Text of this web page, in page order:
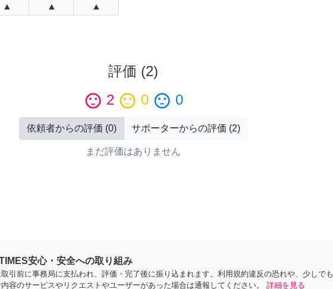
▲ ▲ ▲
評価 (2)
sentiment_satisfied 2 sentiment_neutral 0 sentiment_dissatisfied 0
依頼者からの評価 (0) サポーターからの評価 (2)
まだ評価はありません
安心・安全への取り組み
引前に事務局に支払われ、評価・完了後に振り込まれます。利用規約違反の恐れや、少しでも
容のサービスやリクエストやユーザーがあった場合は通報してください。
詳細を見る